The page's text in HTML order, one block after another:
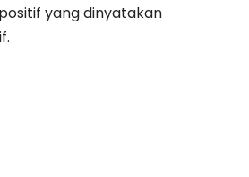
yang dinyatakan